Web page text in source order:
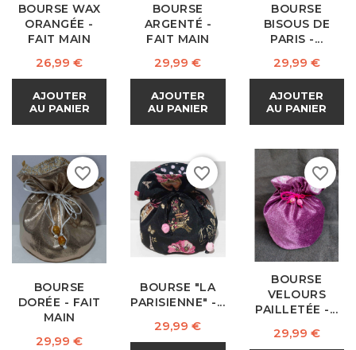
BOURSE WAX
ORANGÉE -
FAIT MAIN
Prix
26,99 €
AJOUTER
AU PANIER
BOURSE
ARGENTÉ -
FAIT MAIN
Prix
29,99 €
AJOUTER
AU PANIER
BOURSE
BISOUS DE
PARIS -...
Prix
29,99 €
AJOUTER
AU PANIER
BOURSE
DORÉE - FAIT
MAIN
Prix
29,99 €
favorite_border
BOURSE "LA
PARISIENNE" -...
Prix
29,99 €
favorite_border
BOURSE
VELOURS
PAILLETÉE -...
Prix
29,99 €
favorite_border